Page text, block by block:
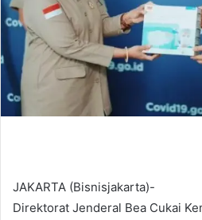
a
JAKARTA (Bisnisjakarta)-
Direktorat Jenderal Bea Cukai